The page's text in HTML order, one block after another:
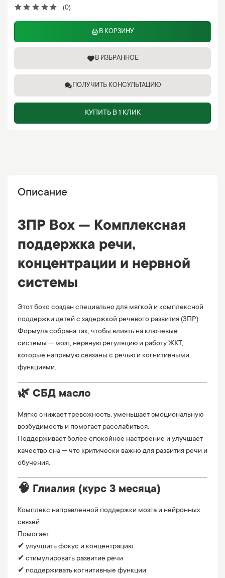
(0)
В КОРЗИНУ
В ИЗБРАННОЕ
ПОЛУЧИТЬ КОНСУЛЬТАЦИЮ
КУПИТЬ В 1 КЛИК
Описание
ЗПР Box — Комплексная
поддержка речи,
концентрации и нервной
системы
Этот бокс создан специально для мягкой и комплексной
поддержки детей с задержкой речевого развития (ЗПР).
Формула собрана так, чтобы влиять на ключевые
системы — мозг, нервную регуляцию и работу ЖКТ,
которые напрямую связаны с речью и когнитивными
функциями.
🌿 СБД масло
Мягко снижает тревожность, уменьшает эмоциональную
возбудимость и помогает расслабиться.
Поддерживает более спокойное настроение и улучшает
качество сна — что критически важно для развития речи и
обучения.
🧠 Глиалия (курс 3 месяца)
Комплекс направленной поддержки мозга и нейронных
связей.
Помогает:
✔ улучшить фокус и концентрацию
✔ стимулировать развитие речи
✔ поддерживать когнитивные функции